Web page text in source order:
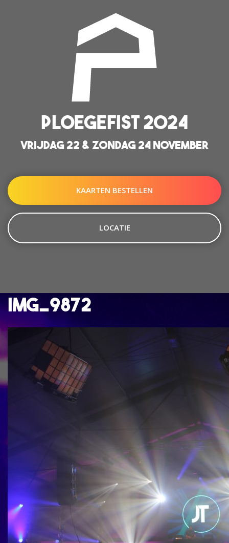
PLOEGEFIST 2024
VRIJDAG 22 & ZONDAG 24 NOVEMBER
KAARTEN BESTELLEN
LOCATIE
IMG_9872